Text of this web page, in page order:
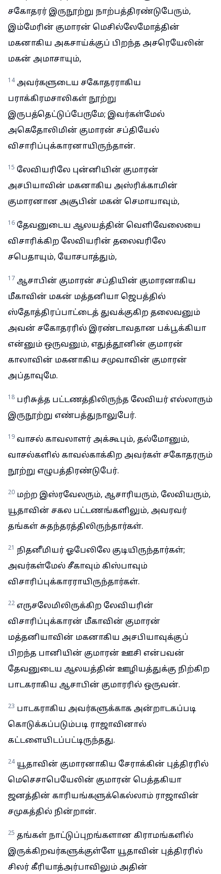
சகோதரர் இருநூற்று நாற்பத்திரண்டுபேரும்,
இம்மேரின் குமாரன் மெசில்லேமோத்தின்
மகனாகிய அகசாய்க்குப் பிறந்த அசரெயேலின்
மகன் அமாசாயும்,
14 அவர்களுடைய சகோதரராகிய
பராக்கிரமசாலிகள் நூற்று
இருபத்தெட்டுப்பேருமே; இவர்கள்மேல்
அகெதோலிமின் குமாரன் சப்தியேல்
விசாரிப்புக்காரனாயிருந்தான்.
15 லேவியரிலே புன்னியின் குமாரன்
அசபியாவின் மகனாகிய அஸ்ரிக்காமின்
குமாரனான அசூபின் மகன் செமாயாவும்,
16 தேவனுடைய ஆலயத்தின் வெளிவேலையை
விசாரிக்கிற லேவியரின் தலைவரிலே
சபெதாயும், யோசபாத்தும்,
17 ஆசாபின் குமாரன் சப்தியின் குமாரனாகிய
மீகாவின் மகன் மத்தனியா ஜெபத்தில்
ஸ்தோத்திரப்பாட்டைத் துவக்குகிற தலைவனும்
அவன் சகோதரரில் இரண்டாவதான பக்பூக்கியா
என்னும் ஒருவனும், எதுத்தூனின் குமாரன்
காலாவின் மகனாகிய சமுவாவின் குமாரன்
அப்தாவுமே.
18 பரிசுத்த பட்டணத்திலிருந்த லேவியர் எல்லாரும்
இருநூற்று எண்பத்துநாலுபேர்.
19 வாசல் காவலாளர் அக்கூபும், தல்மோனும்,
வாசல்களில் காவல்காக்கிற அவர்கள் சகோதரரும்
நூற்று எழுபத்திரண்டுபேர்.
20 மற்ற இஸ்ரவேலரும், ஆசாரியரும், லேவியரும்,
யூதாவின் சகல பட்டணங்களிலும், அவரவர்
தங்கள் சுதந்தரத்திலிருந்தார்கள்.
21 நிதனீமியர் ஓபேலிலே குடியிருந்தார்கள்;
அவர்கள்மேல் சீகாவும் கிஸ்பாவும்
விசாரிப்புக்காரராயிருந்தார்கள்.
22 எருசலேமிலிருக்கிற லேவியரின்
விசாரிப்புக்காரன் மீகாவின் குமாரன்
மத்தனியாவின் மகனாகிய அசபியாவுக்குப்
பிறந்த பானியின் குமாரன் ஊசி என்பவன்
தேவனுடைய ஆலயத்தின் ஊழியத்துக்கு நிற்கிற
பாடகராகிய ஆசாபின் குமாரரில் ஒருவன்.
23 பாடகராகிய அவர்களுக்காக அன்றாடகப்படி
கொடுக்கப்படும்படி ராஜாவினால்
கட்டளையிடப்பட்டிருந்தது.
24 யூதாவின் குமாரனாகிய சேராக்கின் புத்திரரில்
மெசெசாபெயேலின் குமாரன் பெத்தகியா
ஜனத்தின் காரியங்களுக்கெல்லாம் ராஜாவின்
சமுகத்தில் நின்றான்.
25 தங்கள் நாட்டுப்புறங்களான கிராமங்களில்
இருக்கிறவர்களுக்குள்ளே யூதாவின் புத்திரரில்
சிலர் கீரியாத்அர்பாவிலும் அதின்